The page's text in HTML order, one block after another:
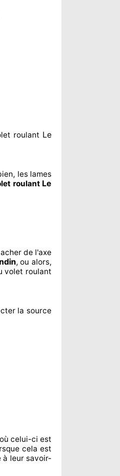
roulant Le
, les lames
roulant Le
de l'axe
, ou alors,
volet roulant
la source
celui-ci est
cela est
à leur savoir-